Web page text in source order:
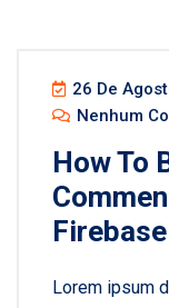
26 De
Nenhum
How To
Firebase
Lorem ipsum